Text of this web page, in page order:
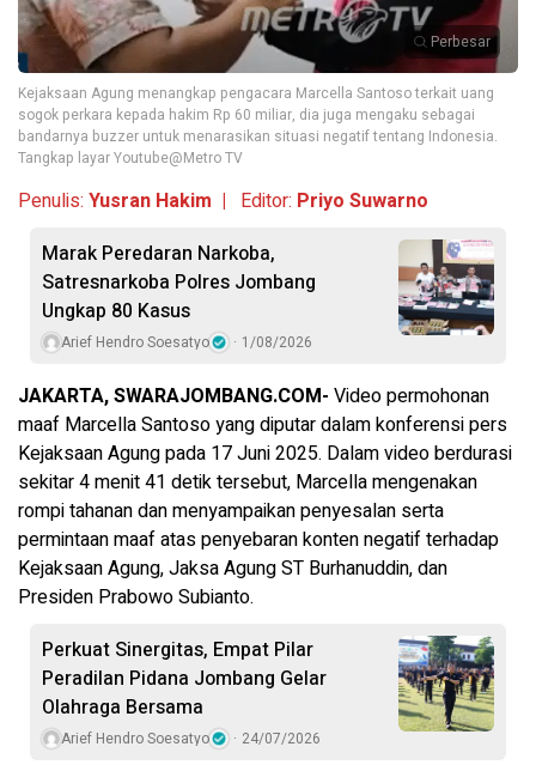
Perbesar
Kejaksaan Agung menangkap pengacara Marcella Santoso terkait uang
sogok perkara kepada hakim Rp 60 miliar, dia juga mengaku sebagai
bandarnya buzzer untuk menarasikan situasi negatif tentang Indonesia.
Tangkap layar Youtube@Metro TV
Penulis: Yusran Hakim | Editor: Priyo Suwarno
Marak Peredaran Narkoba,
Satresnarkoba Polres Jombang
Ungkap 80 Kasus
Arief Hendro Soesatyo 1/08/2026
JAKARTA, SWARAJOMBANG.COM- Video permohonan
maaf Marcella Santoso yang diputar dalam konferensi pers
Kejaksaan Agung pada 17 Juni 2025. Dalam video berdurasi
sekitar 4 menit 41 detik tersebut, Marcella mengenakan
rompi tahanan dan menyampaikan penyesalan serta
permintaan maaf atas penyebaran konten negatif terhadap
Kejaksaan Agung, Jaksa Agung ST Burhanuddin, dan
Presiden Prabowo Subianto.
Perkuat Sinergitas, Empat Pilar
Peradilan Pidana Jombang Gelar
Olahraga Bersama
Arief Hendro Soesatyo 24/07/2026